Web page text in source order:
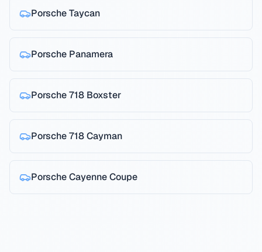
PorscheTaycan
Porsche Panamera
Porsche718 Boxster
Porsche718 Cayman
PorscheCayenne Coupe